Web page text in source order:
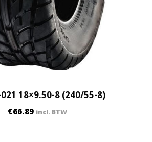
18×9.50-8 (240/55-8)
€66.89 incl. BTW